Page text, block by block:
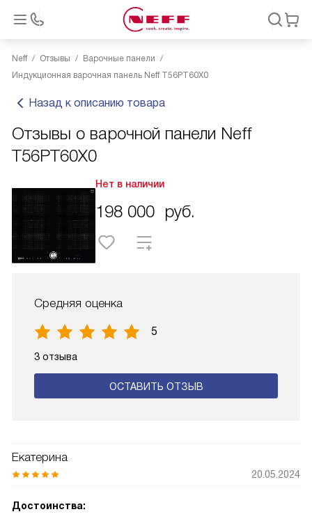
Neff Отзывы
Варочные панели
Индукционная варочная панель Neff T56PT60X0
Назад к описанию товара
Отзывы о варочной панели Neff
T56PT60X0
Нет в наличии
198 000 руб.
Средняя оценка
5
3 отзыва
ОСТАВИТЬ ОТЗЫВ
Екатерина
20.05.2024
Достоинства: